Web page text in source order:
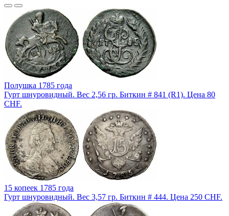
Полушка 1785 года
Гурт шнуровидный. Вес 2,56 гр. Биткин # 841 (R1). Цена 80
CHF.
15 копеек 1785 года
Гурт шнуровидный. Вес 3,57 гр. Биткин # 444. Цена 250 CHF.